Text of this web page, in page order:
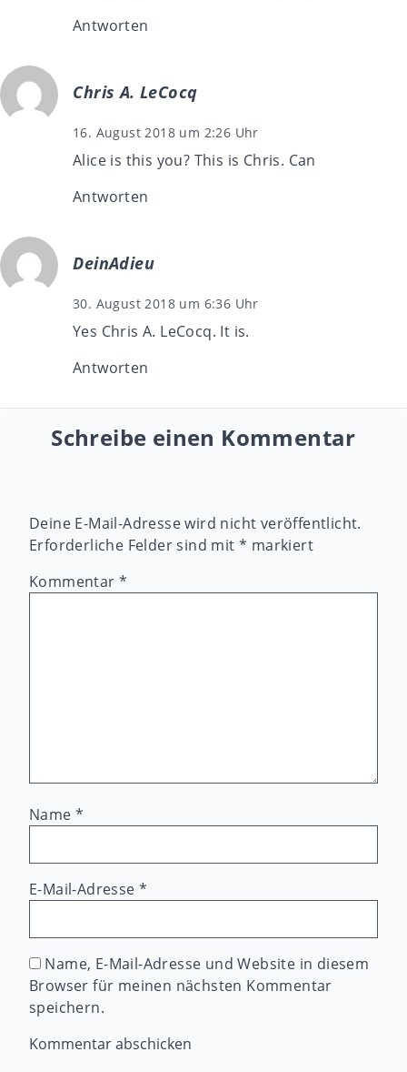
Antworten
Chris A. LeCocq
16. August 2018 um 2:26 Uhr
Alice is this you? This is Chris. Can
Antworten
DeinAdieu
30. August 2018 um 6:36 Uhr
Yes Chris A. LeCocq. It is.
Antworten
Schreibe einen Kommentar
Deine E-Mail-Adresse wird nicht veröffentlicht.
Erforderliche Felder sind mit * markiert
Kommentar*
Name *
E-Mail-Adresse*
Name, E-Mail-Adresse und Website in diesem
Browser für meinen nächsten Kommentar
speichern.